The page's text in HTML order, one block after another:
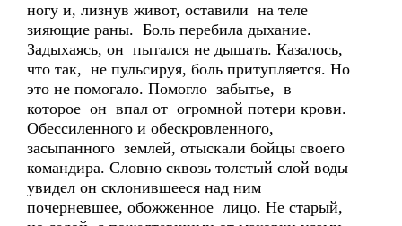
ногу и, лизнув живот, оставили на теле
зияющие раны. Боль перебила дыхание.
Задыхаясь, он пытался не дышать. Казалось,
что так, не пульсируя, боль притупляется. Но
это не помогало. Помогло забытье, в
которое он впал от огромной потери крови.
Обессиленного и обескровленного,
засыпанного землей, отыскали бойцы своего
командира. Словно сквозь толстый слой воды
увидел он склонившееся над ним
почерневшее, обожженное лицо. Не старый,